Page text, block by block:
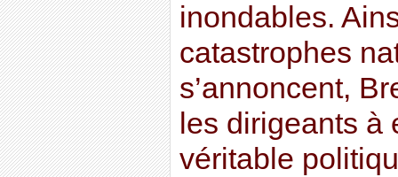
inondables.
catastrophes
s’annoncent,
les dirigeants à
véritable